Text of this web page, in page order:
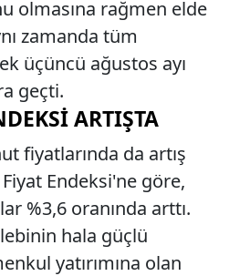
olmasına rağmen elde
zamanda tüm
üçüncü ağustos ayı
geçti.
ARTIŞTA
fiyatlarında da artış
Endeksi'ne göre,
%3,6 oranında arttı.
hala güçlü
yatırımına olan